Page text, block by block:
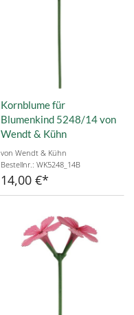
Kornblume für
Blumenkind 5248/14 von
Wendt & Kühn
von Wendt & Kühn
Bestellnr.: WK5248_14B
14,00 €